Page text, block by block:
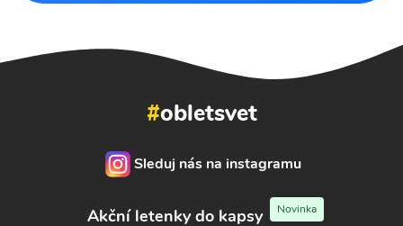
#obletsvet
Sleduj nás na instagramu
Akční letenky do kapsy Novinka